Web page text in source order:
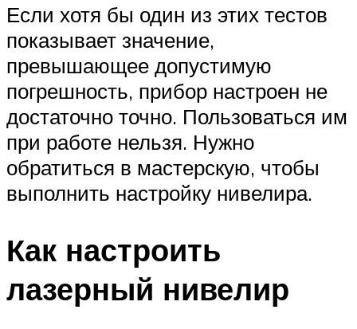
Если хотя бы один из этих тестов
показывает значение,
превышающее допустимую
погрешность, прибор настроен не
достаточно точно. Пользоваться им
при работе нельзя. Нужно
обратиться в мастерскую, чтобы
выполнить настройку нивелира.
Как настроить
лазерный нивелир